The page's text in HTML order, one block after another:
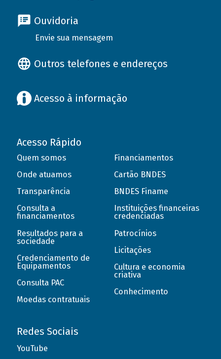
Ouvidoria
Envie sua mensagem
Outros telefones e endereços
Acesso à informação
Acesso Rápido
Quem somos
Onde atuamos
Transparência
Consulta a
financiamentos
Resultados para a
sociedade
Credenciamento de
Equipamentos
Consulta PAC
Moedas contratuais
Financiamentos
Cartão BNDES
BNDES Finame
Instituições financeiras
credenciadas
Patrocínios
Licitações
Cultura e economia
criativa
Conhecimento
Redes Sociais
YouTube